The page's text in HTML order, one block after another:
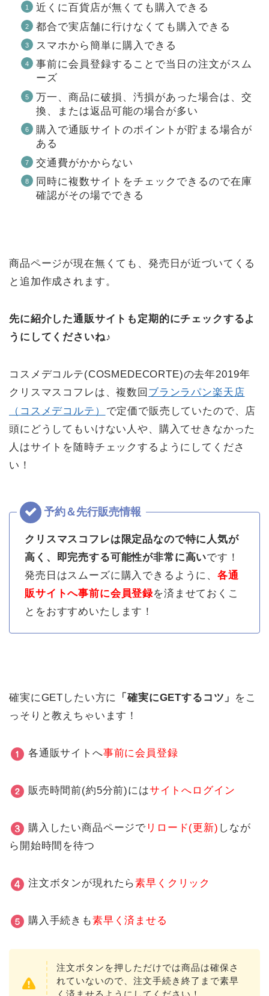
近くに百貨店が無くても購入できる
都合で実店舗に行けなくても購入できる
スマホから簡単に購入できる
事前に会員登録することで当日の注文がスム
ーズ
万一、商品に破損、汚損があった場合は、交
換、または返品可能の場合が多い
購入で通販サイトのポイントが貯まる場合が
ある
交通費がかからない
同時に複数サイトをチェックできるので在庫
確認がその場でできる
商品ページが現在無くても、発売日が近づいてくる
と追加作成されます。
先に紹介した通販サイトも定期的にチェックするよ
うにしてくださいね♪
コスメデコルテ(COSMEDECORTE)の去年2019年
クリスマスコフレは、複数回 ブランラパン楽天店
（コスメデコルテ）
で定価で販売していたので、店
頭にどうしてもいけない人や、購入てせきなかった
人はサイトを随時チェックするようにしてくださ
い！
クリスマスコフレは限定品なので特に人気が
高く、即完売する可能性が非常に高いです！
発売日はスムーズに購入できるように、各通
販サイトへ事前に会員登録を済ませておくこ
とをおすすめいたします！
確実にGETしたい方に 「確実にGETするコツ」 をこ
っそりと教えちゃいます！
各通販サイトへ事前に会員登録
販売時間前(約5分前)にはサイトへログイン
購入したい商品ページで リロード(更新) しなが
ら開始時間を待つ
注文ボタンが現れたら素早くクリック
購入手続きも素早く済ませる
注文ボタンを押しただけでは商品は確保さ
れていないので、注文手続き終了まで素早